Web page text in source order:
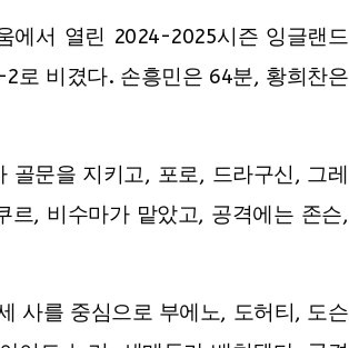
에서 열린 2024-2025시즌 잉글랜드
로 비겼다. 손흥민은 64분, 황희찬은
문을 지키고, 포로, 드라구신, 그레
르, 비수마가 맡았고, 공격에는 존슨,
사를 중심으로 부에노, 도허티, 도슨